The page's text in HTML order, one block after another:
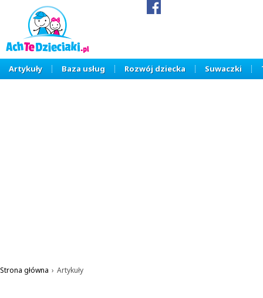
Artykuły Baza usług Rozwój dziecka Suwaczki
Strona główna › Artykuły